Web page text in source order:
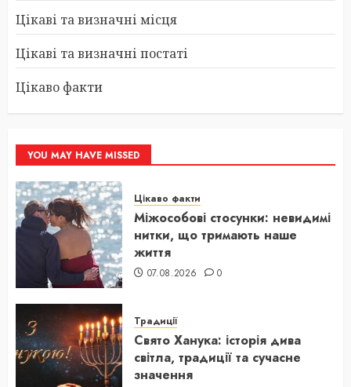
Цікаві та визначні місця
Цікаві та визначні постаті
Цікаво факти
YOU MAY HAVE MISSED
Цікаво факти
Міжособові стосунки: невидимі
нитки, що тримають наше
життя
07.08.2026 0
Традиції
Свято Ханука: історія дива
світла, традиції та сучасне
значення